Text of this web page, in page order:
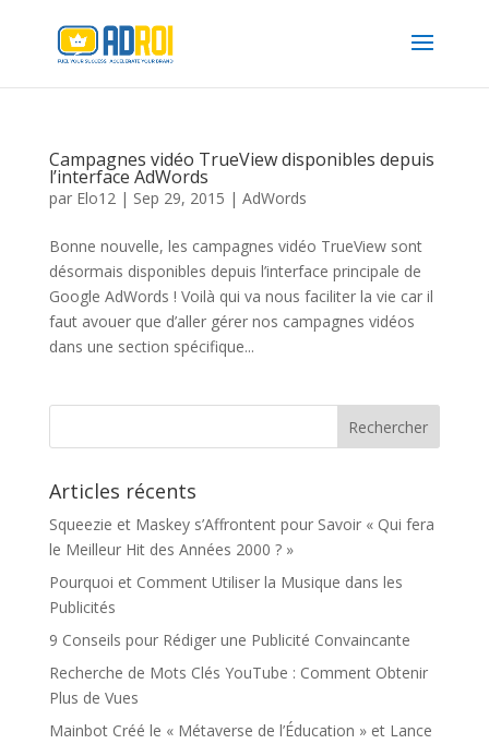
Campagnes vidéo TrueView disponibles depuis
l’interface AdWords
par Elo12| Sep 29, 2015 | AdWords
Bonne nouvelle, les campagnes vidéo TrueView sont
désormais disponibles depuis l’interface principale de
Google AdWords ! Voilà qui va nous faciliter la vie car il
faut avouer que d’aller gérer nos campagnes vidéos
dans une section spécifique...
Articles récents
Squeezie et Maskey s’Affrontent pour Savoir « Qui fera
le Meilleur Hit des Années 2000 ? »
Pourquoi et Comment Utiliser la Musique dans les
Publicités
9 Conseils pour Rédiger une Publicité Convaincante
Recherche de Mots Clés YouTube : Comment Obtenir
Plus de Vues
Mainbot Créé le « Métaverse de l’Éducation » et Lance